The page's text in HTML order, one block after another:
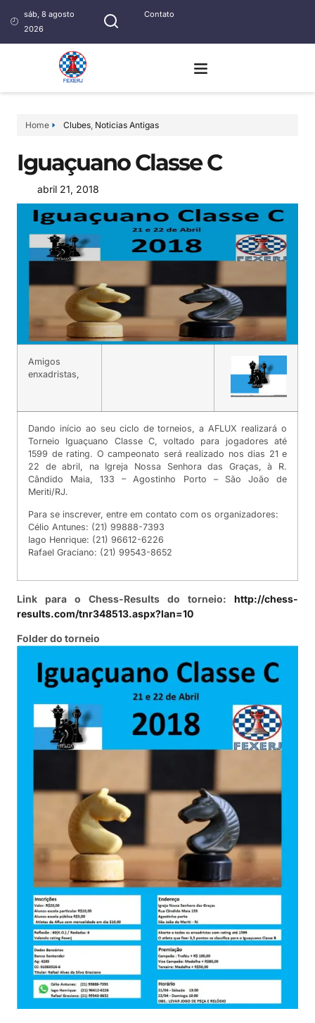
sáb, 8 agosto
2026
Contato
Home Clubes, Noticias Antigas
Iguaçuano Classe C
abril 21, 2018
Amigos
enxadristas,
Dando início ao seu ciclo de torneios, a AFLUX realizará o
Torneio Iguaçuano Classe C, voltado para jogadores até
1599 de rating. O campeonato será realizado nos dias 21 e
22 de abril, na Igreja Nossa Senhora das Graças, à R.
Cândido Maia, 133 – Agostinho Porto – São João de
Meriti/RJ.
Para se inscrever, entre em contato com os organizadores:
Célio Antunes: (21) 99888-7393
Iago Henrique: (21) 96612-6226
Rafael Graciano: (21) 99543-8652
Link para o Chess-Results do torneio: http://chess-
results.com/tnr348513.aspx?lan=10
Folder do torneio